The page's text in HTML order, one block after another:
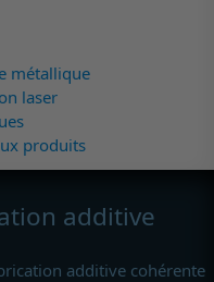
métallique
laser
produits
additive
additive cohérente